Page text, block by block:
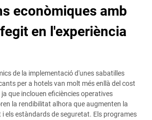
econòmiques amb
en l'experiència
de la implementació d'unes sabatilles
per a hotels van molt més enllà del cost
que inclouen eficiències operatives
la rendibilitat alhora que augmenten la
els estàndards de seguretat. Els programes